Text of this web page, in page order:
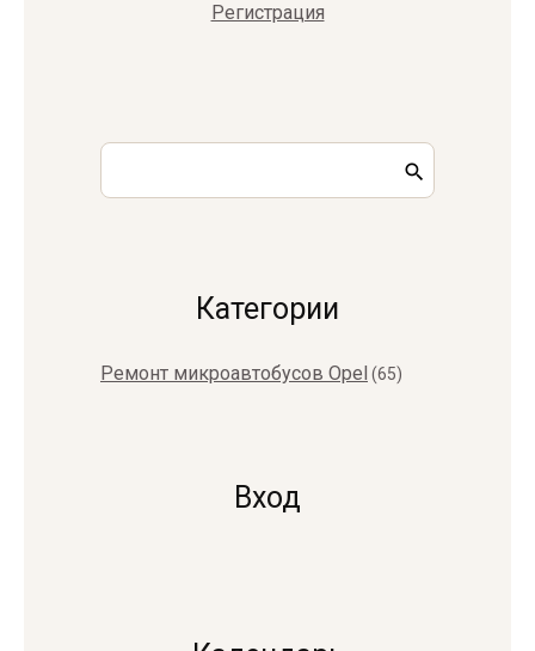
Регистрация
Категории
Ремонт микроавтобусов Opel (65)
Вход